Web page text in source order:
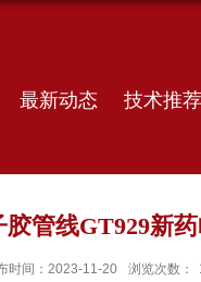
最新动态 技术推荐
管线GT929新
时间：2023-11-20 浏览次数：